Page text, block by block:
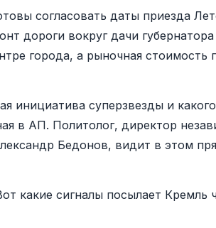
согласовать даты приезда
дороги вокруг дачи
города, а рыночная стоимость
инициатива суперзвезды и
в АП. Политолог, директор
Бедонов, видит в этом
какие сигналы посылает Кремль